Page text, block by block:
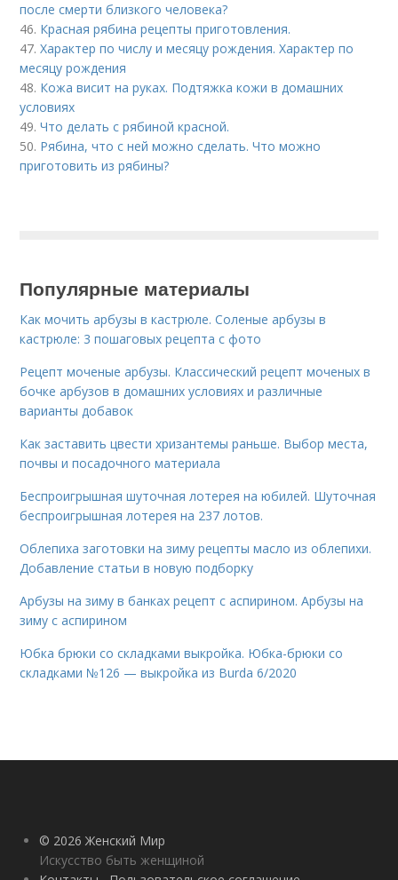
после смерти близкого человека?
46. Красная рябина рецепты приготовления.
47.Характер по числу и месяцу рождения. Характер по
месяцу рождения
48. Кожа висит на руках. Подтяжка кожи в домашних
условиях
49.Что делать с рябиной красной.
50. Рябина, что с ней можно сделать. Что можно
приготовить из рябины?
Популярные материалы
Как мочить арбузы в кастрюле. Соленые арбузы в
кастрюле: 3 пошаговых рецепта с фото
Рецепт моченые арбузы. Классический рецепт моченых в
бочке арбузов в домашних условиях и различные
варианты добавок
Как заставить цвести хризантемы раньше. Выбор места,
почвы и посадочного материала
Беспроигрышная шуточная лотерея на юбилей. Шуточная
беспроигрышная лотерея на 237 лотов.
Облепиха заготовки на зиму рецепты масло из облепихи.
Добавление статьи в новую подборку
Арбузы на зиму в банках рецепт с аспирином. Арбузы на
зиму с аспирином
Юбка брюки со складками выкройка. Юбка-брюки со
складками №126 — выкройка из Burda 6/2020
© 2026 Женский Мир
Искусство быть женщиной